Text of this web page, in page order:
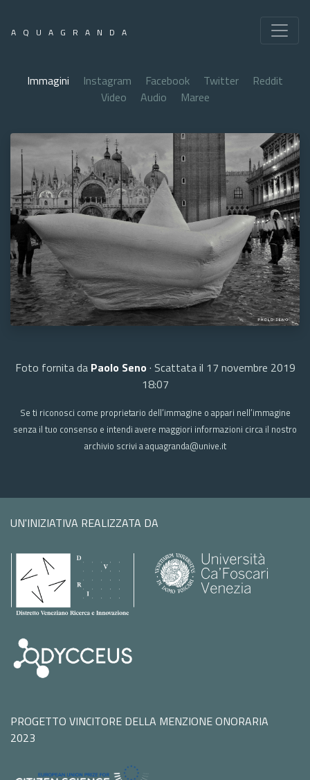
AQUAGRANDA
Immagini Instagram Facebook Twitter
Reddit
Video
Audio Maree
Foto fornita da Paolo Seno · Scattata il 17 novembre 2019
18:07
Se ti riconosci come proprietario dell’immagine o appari nell’immagine
senza il tuo consenso e intendi avere maggiori informazioni circa il nostro
archivio scrivi a aquagranda@unive.it
UN'INIZIATIVA REALIZZATA DA
PROGETTO VINCITORE DELLA MENZIONE ONORARIA
2023